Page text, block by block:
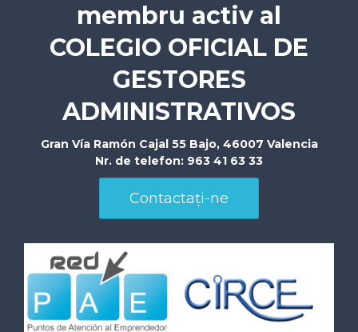
membru activ al
COLEGIO OFICIAL DE
GESTORES
ADMINISTRATIVOS
Gran Vía Ramón Cajal 55 Bajo, 46007 Valencia
Nr. de telefon: 963 41 63 33
Contactați-ne